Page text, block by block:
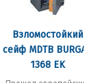
Взломостойкий
сейф MDTB BURGAS
1368 EK